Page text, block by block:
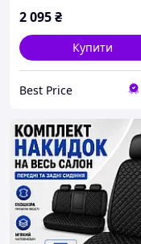
2 095₴
Купити
Best Price